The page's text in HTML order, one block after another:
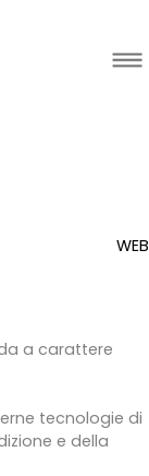
WEB
a carattere
tecnologie di
e della